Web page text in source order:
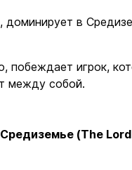
доминирует в
побеждает игрок,
между собой.
(The